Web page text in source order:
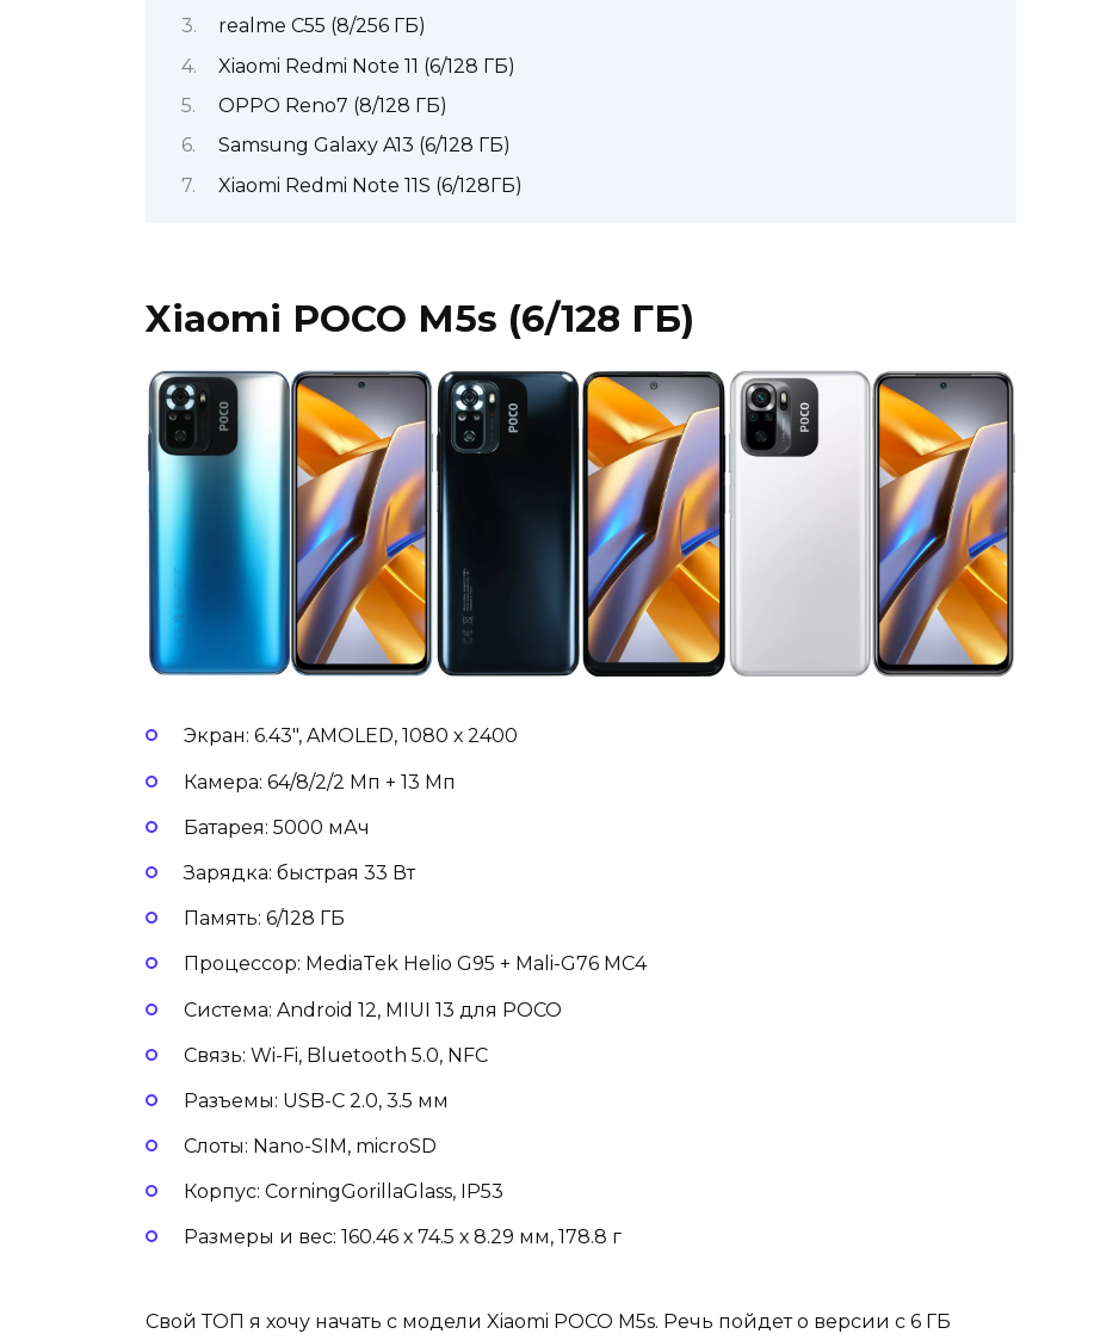
realme C55 (8/256 ГБ)
Xiaomi Redmi Note 11 (6/128 ГБ)
OPPO Reno7 (8/128 ГБ)
Samsung Galaxy A13 (6/128 ГБ)
Xiaomi Redmi Note 11S (6/128ГБ)
Xiaomi POCO M5s (6/128 ГБ)
Экран: 6.43″, AMOLED, 1080 х 2400
Камера: 64/8/2/2 Мп + 13 Мп
Батарея: 5000 мАч
Зарядка: быстрая 33 Вт
Память: 6/128 ГБ
Процессор: MediaTek Helio G95 + Mali-G76 MC4
Система: Android 12, MIUI 13 для POCO
Связь: Wi-Fi, Bluetooth 5.0, NFC
Разъемы: USB-C 2.0, 3.5 мм
Слоты: Nano-SIM, microSD
Корпус: CorningGorillaGlass, IP53
Размеры и вес: 160.46 х 74.5 х 8.29 мм, 178.8 г
Свой ТОП я хочу начать с модели Xiaomi POCO M5s. Речь пойдет о версии с 6 ГБ